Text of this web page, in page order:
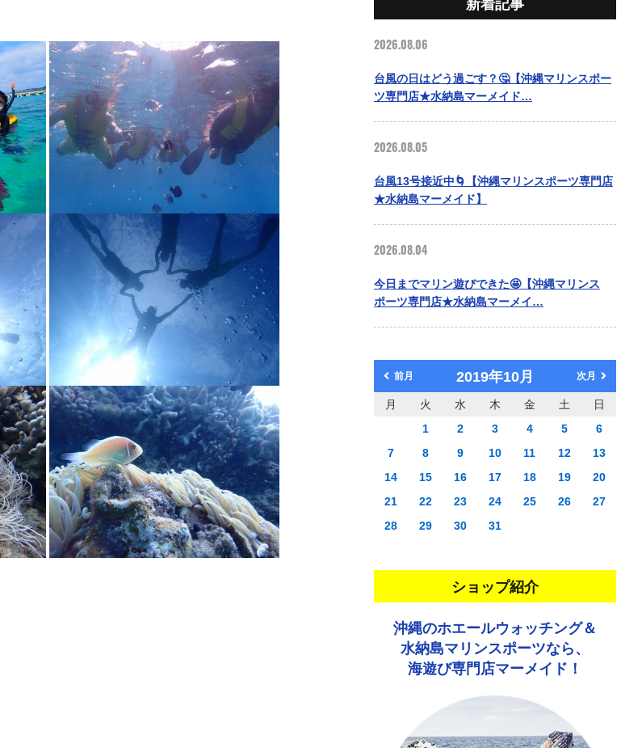
新着記事
2026.08.06
台風の日はどう過ごす？🤔【沖縄マリンスポー
ツ専門店★水納島マーメイド…
2026.08.05
台風13号接近中🌀【沖縄マリンスポーツ専門店
★水納島マーメイド】
2026.08.04
今日までマリン遊びできた🤩【沖縄マリンス
ポーツ専門店★水納島マーメイ…
前月 2019年10月 次月
月 火 水 木 金 土
日
1
2 3 4 5
6
7
8 9 10 11 12
13
14
15 16 17 18 19
20
21
22 23 24 25 26
27
28
29 30 31
ショップ紹介
沖縄のホエールウォッチング＆
水納島マリンスポーツなら、
海遊び専門店マーメイド！